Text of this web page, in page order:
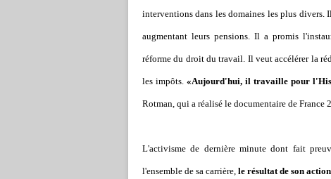
interventions dans les domaines les plus
augmentant leurs pensions. Il a promis
réforme du droit du travail. Il veut accélérer la
les impôts. «Aujourd'hui, il travaille pour
Rotman, qui a réalisé le documentaire de
L'activisme de dernière minute dont fait
l'ensemble de sa carrière, le résultat de son